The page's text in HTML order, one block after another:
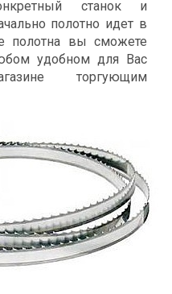
станок и
полотно идет в
полотна вы сможете
удобном для Вас
торгующим